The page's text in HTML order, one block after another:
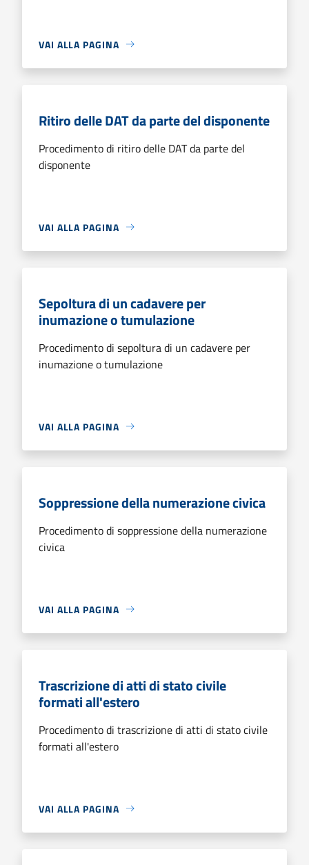
VAI ALLA PAGINA
Ritiro delle DAT da parte del disponente
Procedimento di ritiro delle DAT da parte del
disponente
VAI ALLA PAGINA
Sepoltura di un cadavere per
inumazione o tumulazione
Procedimento di sepoltura di un cadavere per
inumazione o tumulazione
VAI ALLA PAGINA
Soppressione della numerazione civica
Procedimento di soppressione della numerazione
civica
VAI ALLA PAGINA
Trascrizione di atti di stato civile
formati all'estero
Procedimento di trascrizione di atti di stato civile
formati all'estero
VAI ALLA PAGINA